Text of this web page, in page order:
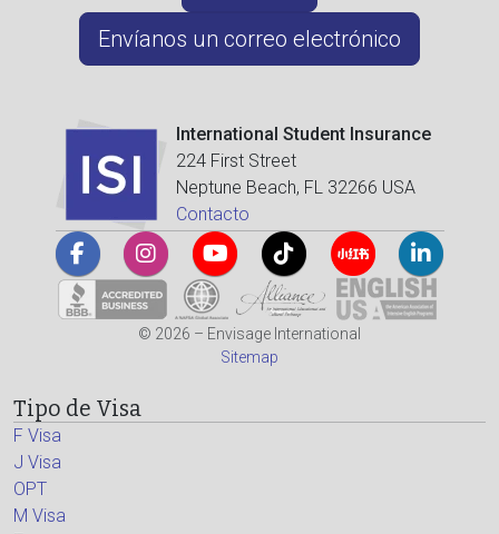
Envíanos un correo electrónico
International Student Insurance
224 First Street
Neptune Beach, FL 32266 USA
Contacto
© 2026 – Envisage International
Sitemap
Tipo de Visa
F Visa
J Visa
OPT
M Visa